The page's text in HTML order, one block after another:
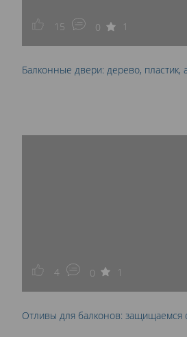
15 0 1
Балконные двери: дерево,
4 0 1
Отливы для балконов: защищаемся